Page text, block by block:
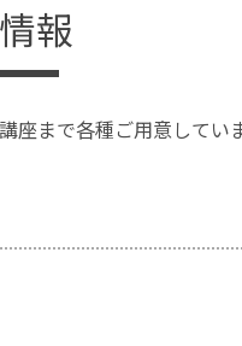
報
座まで各種ご用意して